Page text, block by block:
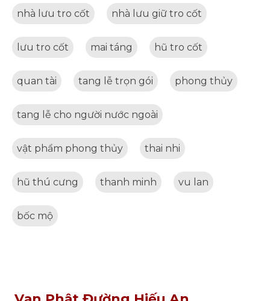
nhà lưu tro cốt nhà lưu giữ tro cốt
lưu tro cốt mai táng hũ tro cốt
quan tài tang lễ trọn gói phong thủy
tang lễ cho người nước ngoài
vật phẩm phong thủy thai nhi
hũ thú cưng thanh minh vu lan
bốc mộ